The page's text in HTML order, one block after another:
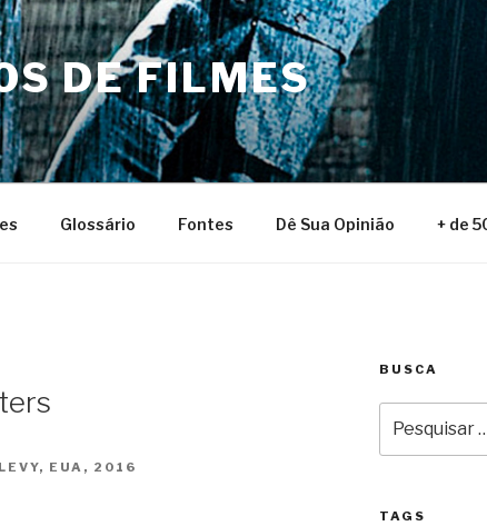
DE FILMES
Glossário Fontes Dê Sua Opinião + de
EUA, 2016
BUSCA
por:
TAGS